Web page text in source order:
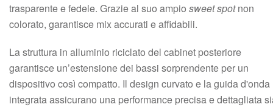
trasparente e fedele. Grazie al suo ampio sweet spotnon
colorato, garantisce mix accurati e affidabili.
La struttura in alluminio riciclato del cabinet posteriore
garantisce un’estensione dei bassi sorprendente per un
dispositivo così compatto. Il design curvato e la guida d'onda
integrata assicurano una performance precisa e dettagliata